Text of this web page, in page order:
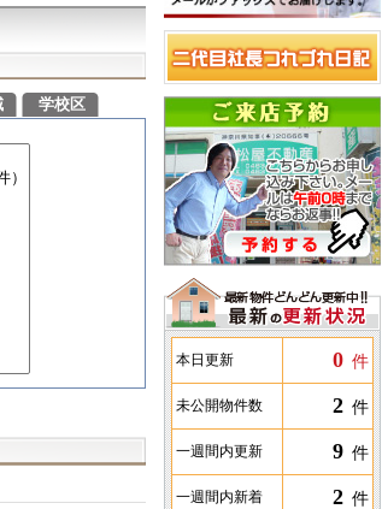
本日更新 0 件
未公開物件数 2 件
一週間内更新 9 件
一週間内新着 2 件
学校区